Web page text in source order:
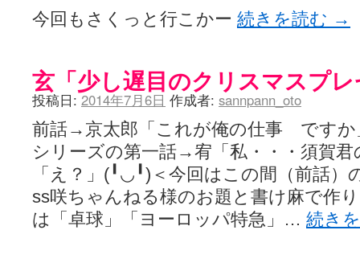
今回もさくっと行こかー 続きを読む →
玄「少し遅目のクリスマスプ
投稿日: 2014年7月6日 作成者: sannpann_oto
前話→京太郎「これが俺の仕事 です
シリーズの第一話→宥「私・・・須賀
「え？」(╹◡╹)＜今回はこの間（前話）
ss咲ちゃんねる様のお題と書け麻で作
は「卓球」「ヨーロッパ特急」… 続き